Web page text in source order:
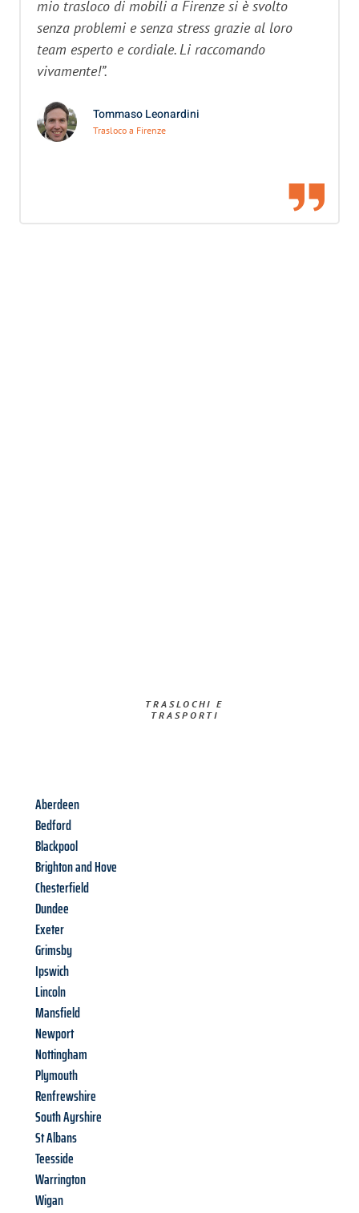
mio trasloco di mobili a Firenze si è svolto
senza problemi e senza stress grazie al loro
team esperto e cordiale. Li raccomando
vivamente!”.
Tommaso Leonardini
Trasloco a Firenze
TRASLOCHI E
TRASPORTI​
Aberdeen
Bedford
Blackpool
Brighton and Hove
Chesterfield
Dundee
Exeter
Grimsby
Ipswich
Lincoln
Mansfield
Newport
Nottingham
Plymouth
Renfrewshire
South Ayrshire
St Albans
Teesside
Warrington
Wigan